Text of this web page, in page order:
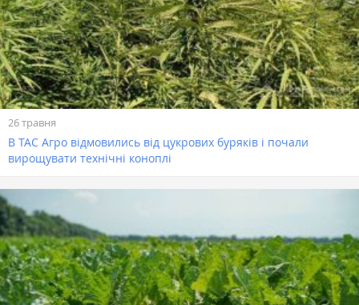
26 травня
В ТАС Агро відмовились від цукрових буряків і почали
вирощувати технічні коноплі